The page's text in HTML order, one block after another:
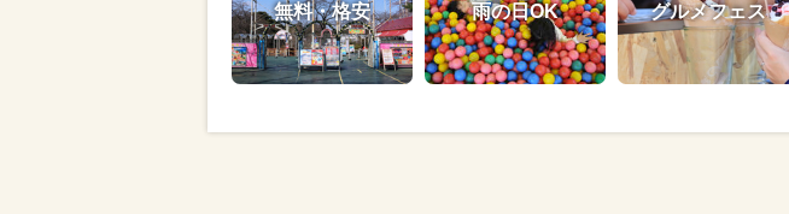
無料・格安 雨の日OK グルメフェス